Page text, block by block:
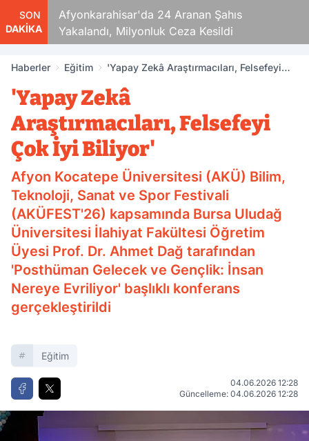
SON
DAKİKA
Afyonkarahisar'da 24 Aranan Şahıs
Yakalandı, Milyonluk Ceza Kesildi
Haberler Eğitim
'Yapay Zekâ Araştırmacıları, Felsefeyi
'Yapay Zekâ
Araştırmacıları, Felsefeyi
Çok İyi Biliyor'
Afyon Kocatepe Üniversitesi (AKÜ) Bilim,
Teknoloji, Sanat ve Spor Festivali
(AKÜFEST'26) kapsamında Bursa Uludağ
Üniversitesi İlahiyat Fakültesi Öğretim
Üyesi Prof. Dr. Ahmet Dağ tarafından
'Posthüman Gelecek ve Gençlik: İnsan
Nereye Evriliyor' başlıklı konferans
gerçekleştirildi
Eğitim
04.06.2026 12:28
Güncelleme: 04.06.2026 12:28